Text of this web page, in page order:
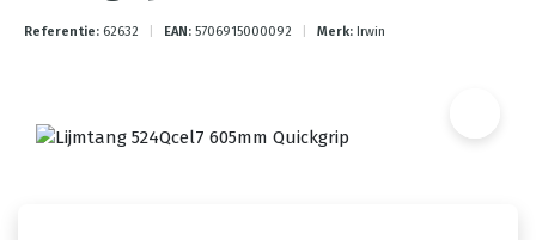
Referentie: 62632 EAN: 5706915000092 Merk: Irwin